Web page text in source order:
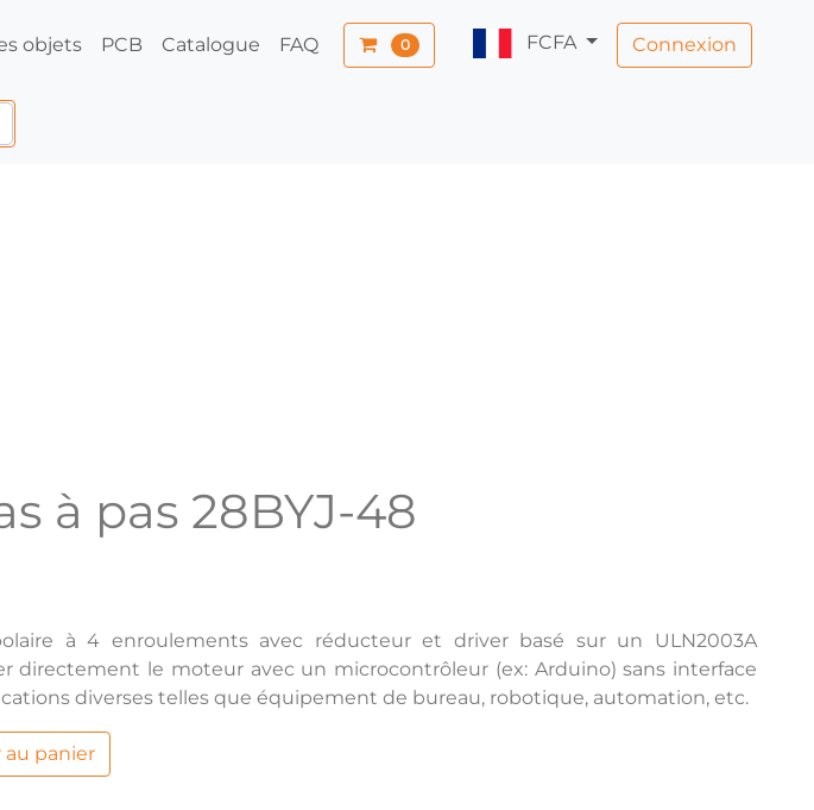
objets PCB Catalogue FAQ 0 FCFA Connexion
à pas 28BYJ-48
à 4 enroulements avec réducteur et driver basé sur un ULN2003A
directement le moteur avec un microcontrôleur (ex: Arduino) sans interface
diverses telles que équipement de bureau, robotique, automation, etc.
au panier